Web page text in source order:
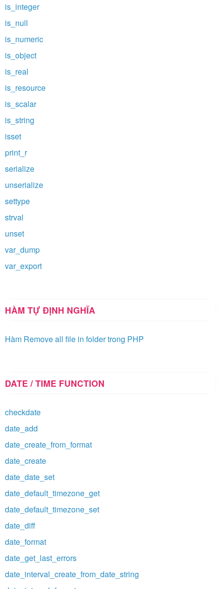
is_integer
is_null
is_numeric
is_object
is_real
is_resource
is_scalar
is_string
isset
print_r
serialize
unserialize
settype
strval
unset
var_dump
var_export
HÀM TỰ ĐỊNH NGHĨA
Hàm Remove all file in folder trong PHP
DATE / TIME FUNCTION
checkdate
date_add
date_create_from_format
date_create
date_date_set
date_default_timezone_get
date_default_timezone_set
date_diff
date_format
date_get_last_errors
date_interval_create_from_date_string